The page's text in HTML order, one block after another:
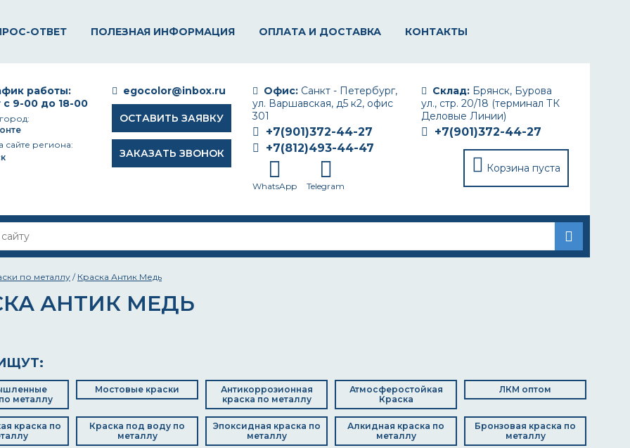
ОТВЕТ ПОЛЕЗНАЯ ИНФОРМАЦИЯ ОПЛАТА И ДОСТАВКА КОНТАКТЫ
Склад: Брянск, Бурова
ул., стр. 20/18 (терминал ТК
Деловые Линии)
+7(901)372-44-27
Корзина пуста
Офис: Санкт - Петербург,
ул. Варшавская, д5 к2, офис
301
+7(901)372-44-27
+7(812)493-44-47
WhatsApp Telegram
egocolor@inbox.ru
ОСТАВИТЬ ЗАЯВКУ
ЗАКАЗАТЬ ЗВОНОК
работы:
с 9-00 до 18-00
сайте региона:
по металлу / Краска Антик Медь
АНТИК МЕДЬ
металлу
Мостовые краски
Антикоррозионная
краска по металлу
Атмосферостойкая
Краска
ЛКМ оптом
краска по
Краска под воду по
металлу
Эпоксидная краска по
металлу
Алкидная краска по
металлу
Бронзовая краска по
металлу